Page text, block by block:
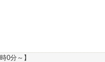
0分 ～】